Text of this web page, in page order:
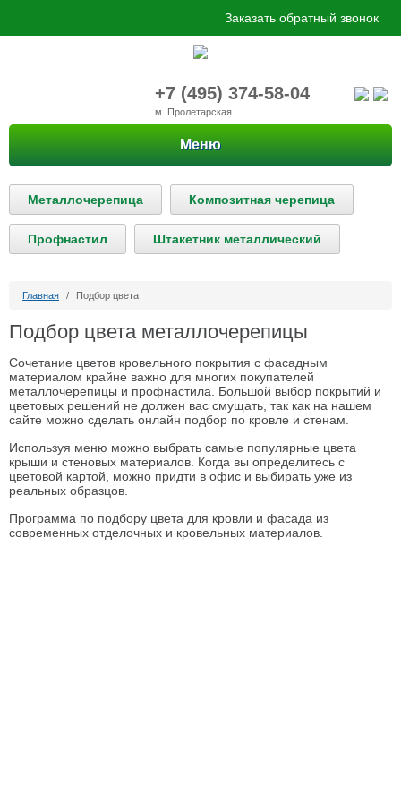
Заказать обратный звонок
+7 (495) 374-58-04
м. Пролетарская
Меню
Металлочерепица Композитная черепица
Профнастил Штакетник металлический
Главная / Подбор цвета
Подбор цвета металлочерепицы
Сочетание цветов кровельного покрытия с фасадным
материалом крайне важно для многих покупателей
металлочерепицы и профнастила. Большой выбор покрытий и
цветовых решений не должен вас смущать, так как на нашем
сайте можно сделать онлайн подбор по кровле и стенам.
Используя меню можно выбрать самые популярные цвета
крыши и стеновых материалов. Когда вы определитесь с
цветовой картой, можно придти в офис и выбирать уже из
реальных образцов.
Программа по подбору цвета для кровли и фасада из
современных отделочных и кровельных материалов.